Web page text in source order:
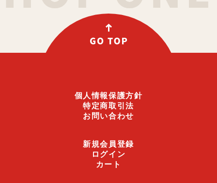
個人情報保護方針
特定商取引法
お問い合わせ
新規会員登録
ログイン
カート